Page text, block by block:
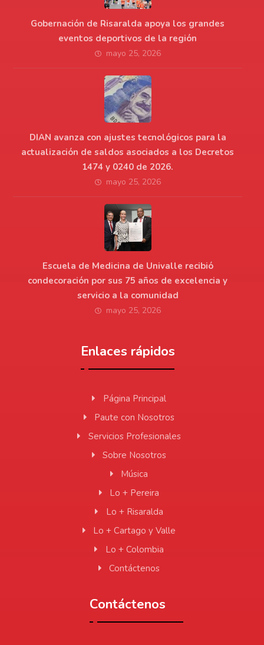
Gobernación de Risaralda apoya los grandes
eventos deportivos de la región
mayo 25, 2026
DIAN avanza con ajustes tecnológicos para la
actualización de saldos asociados a los Decretos
1474 y 0240 de 2026.
mayo 25, 2026
Escuela de Medicina de Univalle recibió
condecoración por sus 75 años de excelencia y
servicio a la comunidad
mayo 25, 2026
Enlaces rápidos
Página Principal
Paute con Nosotros
Servicios Profesionales
Sobre Nosotros
Música
Lo + Pereira
Lo + Risaralda
Lo + Cartago y Valle
Lo + Colombia
Contáctenos
Contáctenos